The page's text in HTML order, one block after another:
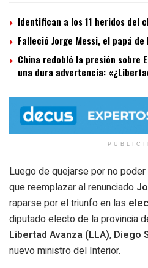
Identifican a los 11 heridos del
Falleció Jorge Messi, el papá de
China redobló la presión sobre
una dura advertencia:
Luego de quejarse por no
que reemplazar al renunciado
raparse por el triunfo en las
diputado electo de la provincia
Libertad Avanza (LLA), Diego
nuevo ministro del Interior.